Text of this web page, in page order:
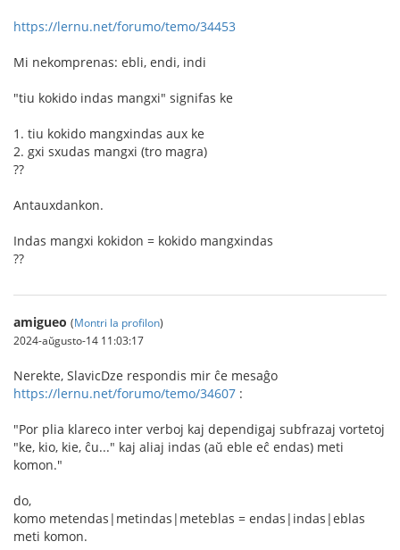
https://lernu.net/forumo/temo/34453
Mi nekomprenas: ebli, endi, indi
"tiu kokido indas mangxi" signifas ke
1. tiu kokido mangxindas aux ke
2. gxi sxudas mangxi (tro magra)
??
Antauxdankon.
Indas mangxi kokidon = kokido mangxindas
??
amigueo (Montri la profilon)
2024-aŭgusto-14 11:03:17
Nerekte, SlavicDze respondis mir ĉe mesaĝo
https://lernu.net/forumo/temo/34607 :
"Por plia klareco inter verboj kaj dependigaj subfrazaj vortetoj
"ke, kio, kie, ĉu..." kaj aliaj indas (aŭ eble eĉ endas) meti
komon."
do,
komo metendas|metindas|meteblas = endas|indas|eblas
meti komon.